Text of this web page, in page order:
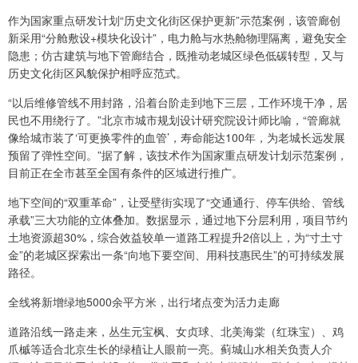
作为国家重点研发计划“历史文化街区保护更新”示范案例，该管廊创
新采用“分舱敷设+模块化设计”，电力舱与水热舱物理隔离，避免安全
隐患；仿古建筑与地下管廊结合，既推动老城区绿色低碳转型，又与
历史文化街区风貌保护相呼应范式。
“以后维修管线不用封路，沿着台阶走到地下三层，工作环境干净，居
民也不用绕行了。”北京市城市规划设计研究院设计师比喻，“管廊就
像给城市装了‘可更换零件的血管’，寿命能达100年，为老城长远发展
预留了弹性空间。”据了解，该技术作为国家重点研发计划示范案例，
目前正在全市甚至全国有条件的区域进行推广。
地下空间的“双重革命”，让受壁街实现了“交通通行、停车供给、管线
承载”三大功能的立体叠加。数据显示，通过地下分层利用，项目节约
土地资源超30%，综合效益较单一道路工程提升2倍以上，为“寸土寸
金”的老城区探索出一条“向地下要空间、用科技惠民生”的可持续发展
路径。
全线将新增绿地5000余平方米，出行堵点变为活力走廊
道路沿线一路走来，丛生元宝枫、女贞球、北美海棠（红珠宝）、鸡
爪槭等适合北京生长的绿植让人眼前一亮。蓟城山水相关负责人介